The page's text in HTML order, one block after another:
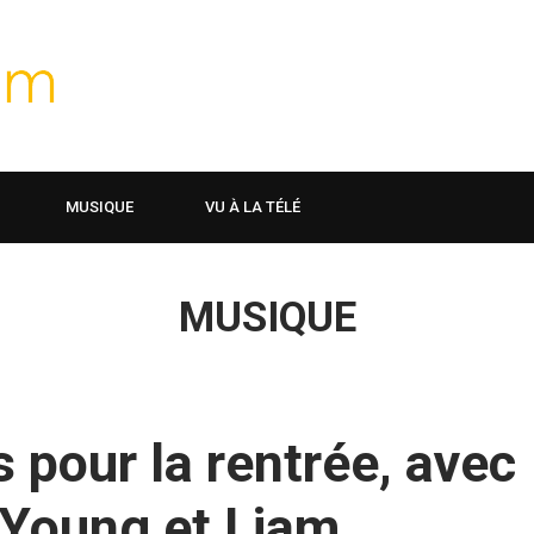
MUSIQUE VU À LA TÉLÉ
MUSIQUE
pour la rentrée, avec